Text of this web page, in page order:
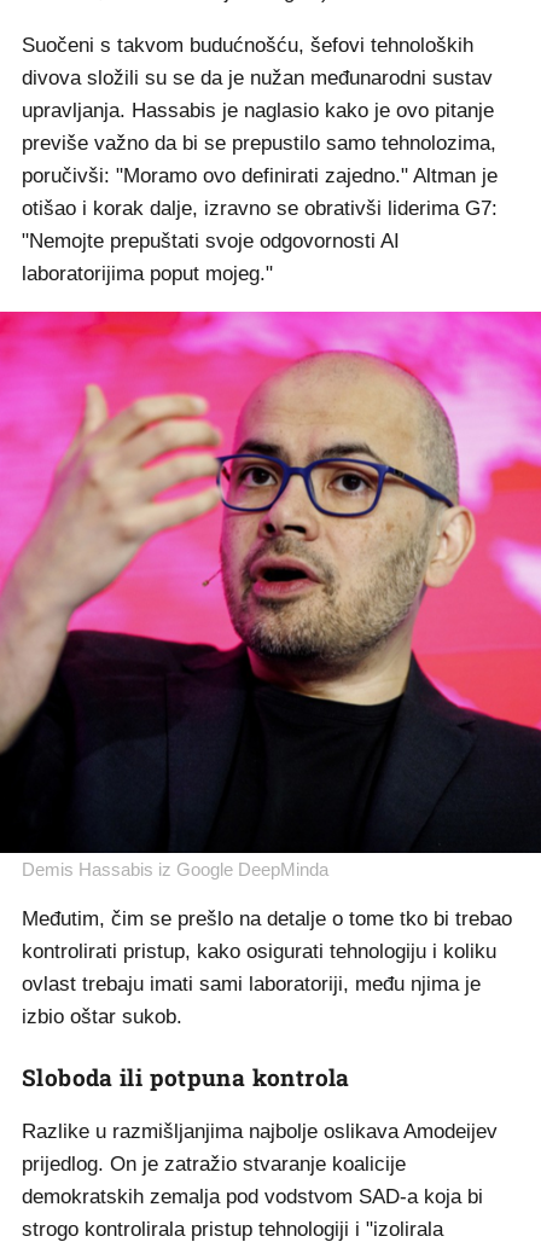
Suočeni s takvom budućnošću, šefovi tehnoloških
divova složili su se da je nužan međunarodni sustav
upravljanja. Hassabis je naglasio kako je ovo pitanje
previše važno da bi se prepustilo samo tehnolozima,
poručivši: "Moramo ovo definirati zajedno." Altman je
otišao i korak dalje, izravno se obrativši liderima G7:
"Nemojte prepuštati svoje odgovornosti AI
laboratorijima poput mojeg."
Demis Hassabis iz Google DeepMinda
Međutim, čim se prešlo na detalje o tome tko bi trebao
kontrolirati pristup, kako osigurati tehnologiju i koliku
ovlast trebaju imati sami laboratoriji, među njima je
izbio oštar sukob.
Sloboda ili potpuna kontrola
Razlike u razmišljanjima najbolje oslikava Amodeijev
prijedlog. On je zatražio stvaranje koalicije
demokratskih zemalja pod vodstvom SAD-a koja bi
strogo kontrolirala pristup tehnologiji i "izolirala